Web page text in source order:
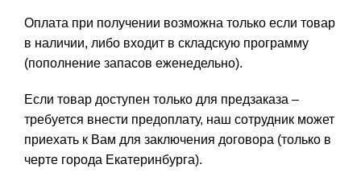
Оплата при получении возможна только если товар
в наличии, либо входит в складскую программу
(пополнение запасов еженедельно).
Если товар доступен только для предзаказа –
требуется внести предоплату, наш сотрудник может
приехать к Вам для заключения договора (только в
черте города Екатеринбурга).